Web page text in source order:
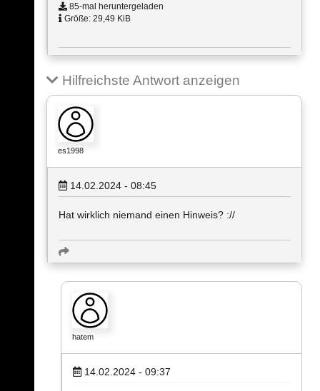
85-mal heruntergeladen
Größe: 29,49 KiB
Hilfreichste Antwort anzeigen
es1998
14.02.2024 - 08:45
Hat wirklich niemand einen Hinweis? ://
hatem
14.02.2024 - 09:37